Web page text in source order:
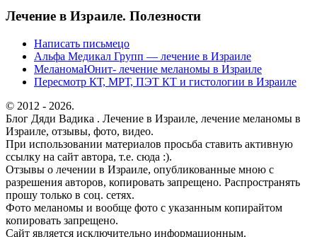
Лечение в Израиле. Полезности
Написать письмецо
Альфа Медикал Групп — лечение в Израиле
МеланомаЮнит- лечение меланомы в Израиле
Пересмотр КТ, МРТ, ПЭТ КТ и гистологии в Израиле
© 2012 - 2026.
Блог Дяди Вадика . Лечение в Израиле, лечение меланомы в
Израиле, отзывы, фото, видео.
При использовании материалов просьба ставить активную
ссылку на сайт автора, т.е. сюда :).
Отзывы о лечении в Израиле, опубликованные мною с
разрешения авторов, копировать запрещено. Распространять
прошу только в соц. сетях.
Фото меланомы и вообще фото с указанным копирайтом
копировать запрещено.
Сайт является исключительно информационным.